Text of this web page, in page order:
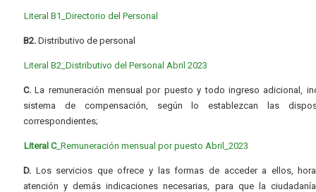
Literal B1_Directorio del Personal
B2. Distributivo de personal
Literal B2_Distributivo del Personal Abril 2023
C. La remuneración mensual por puesto y todo ingreso adicional,
sistema de compensación, según lo establezcan las
correspondientes;
Literal C_Remuneración mensual por puesto Abril_2023
D. Los servicios que ofrece y las formas de acceder a ellos,
atención y demás indicaciones necesarias, para que la